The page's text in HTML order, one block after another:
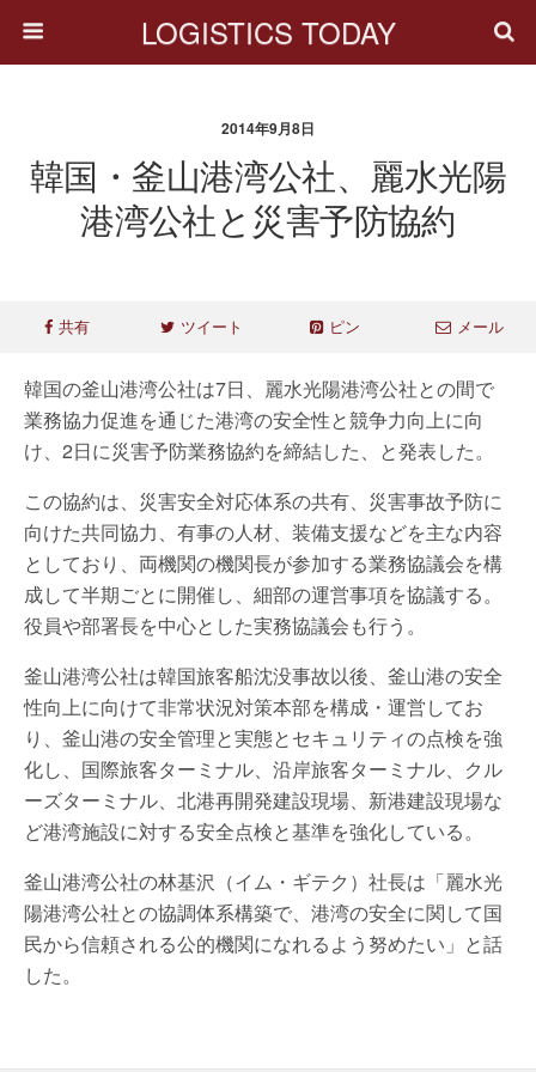
LOGISTICS TODAY
2014年9月8日
韓国・釜山港湾公社、麗水光陽
港湾公社と災害予防協約
共有 ツイート ピン メール
韓国の釜山港湾公社は7日、麗水光陽港湾公社との間で
業務協力促進を通じた港湾の安全性と競争力向上に向
け、2日に災害予防業務協約を締結した、と発表した。
この協約は、災害安全対応体系の共有、災害事故予防に
向けた共同協力、有事の人材、装備支援などを主な内容
としており、両機関の機関長が参加する業務協議会を構
成して半期ごとに開催し、細部の運営事項を協議する。
役員や部署長を中心とした実務協議会も行う。
釜山港湾公社は韓国旅客船沈没事故以後、釜山港の安全
性向上に向けて非常状況対策本部を構成・運営してお
り、釜山港の安全管理と実態とセキュリティの点検を強
化し、国際旅客ターミナル、沿岸旅客ターミナル、クル
ーズターミナル、北港再開発建設現場、新港建設現場な
ど港湾施設に対する安全点検と基準を強化している。
釜山港湾公社の林基沢（イム・ギテク）社長は「麗水光
陽港湾公社との協調体系構築で、港湾の安全に関して国
民から信頼される公的機関になれるよう努めたい」と話
した。